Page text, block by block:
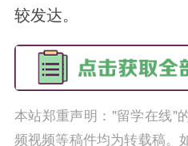
较发达。
本站郑重声明："留学在线"
频视频等稿件均为转载稿。